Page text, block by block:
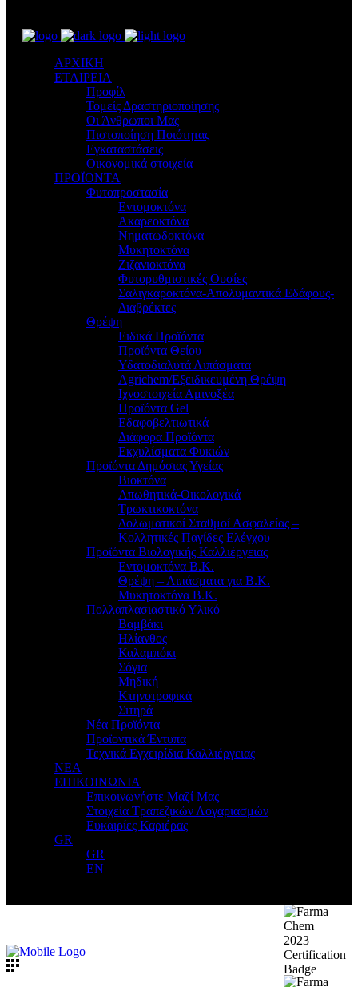
ΑΡΧΙΚΗ
ΕΤΑΙΡΕΙΑ
Προφίλ
Τομείς Δραστηριοποίησης
Οι Άνθρωποι Μας
Πιστοποίηση Ποιότητας
Εγκαταστάσεις
Οικονομικά στοιχεία
ΠΡΟΪΟΝΤΑ
Φυτοπροστασία
Εντομοκτόνα
Ακαρεοκτόνα
Νηματωδοκτόνα
Μυκητοκτόνα
Ζιζανιοκτόνα
Φυτορυθμιστικές Ουσίες
Σαλιγκαροκτόνα-Απολυμαντικά Εδάφους-
Διαβρέκτες
Θρέψη
Ειδικά Προϊόντα
Προϊόντα Θείου
Υδατοδιαλυτά Λιπάσματα
Agrichem/Εξειδικευμένη Θρέψη
Ιχνοστοιχεία Αμινοξέα
Προϊόντα Gel
Εδαφοβελτιωτικά
Διάφορα Προϊόντα
Εκχυλίσματα Φυκιών
Προϊόντα Δημόσιας Υγείας
Βιοκτόνα
Απωθητικά-Οικολογικά
Τρωκτικοκτόνα
Δολωματικοί Σταθμοί Ασφαλείας –
Κολλητικές Παγίδες Ελέγχου
Προϊόντα Βιολογικής Καλλιέργειας
Εντομοκτόνα Β.Κ.
Θρέψη – Λιπάσματα για Β.Κ.
Μυκητοκτόνα Β.Κ.
Πολλαπλασιαστικό Υλικό
Βαμβάκι
Ηλίανθος
Καλαμπόκι
Σόγια
Μηδική
Κτηνοτροφικά
Σιτηρά
Νέα Προϊόντα
Προϊοντικά Έντυπα
Τεχνικά Εγχειρίδια Καλλιέργειας
ΝΕΑ
ΕΠΙΚΟΙΝΩΝΙΑ
Επικοινωνήστε Μαζί Μας
Στοιχεία Τραπεζικών Λογαριασμών
Ευκαιρίες Καριέρας
GR
GR
EN